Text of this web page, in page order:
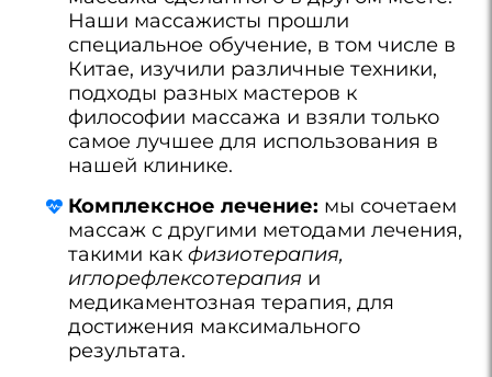
Наши массажисты прошли
специальное обучение, в том числе в
Китае, изучили различные техники,
подходы разных мастеров к
философии массажа и взяли только
самое лучшее для использования в
нашей клинике.
Комплексное лечение: мы сочетаем
массаж с другими методами лечения,
такими как физиотерапия,
иглорефлексотерапия и
медикаментозная терапия, для
достижения максимального
результата.